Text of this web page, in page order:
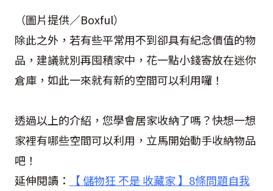
（圖片提供／Boxful）
除此之外，若有些平常用不到卻具有紀念價值的物
品，建議就別再囤積家中，花一點小錢寄放在迷你
倉庫，如此一來就有新的空間可以利用囉！
透過以上的介紹，您學會居家收納了嗎？快想一想
家裡有哪些空間可以利用，立馬開始動手收納物品
吧！
延伸閱讀：
【 儲物狂 不是 收藏家 】8條問題自我